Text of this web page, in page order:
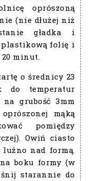
oprószoną
(nie dłużej niż
gładka i
plastikową folię i
20 minut.
o średnicy 23
do temperatur
na grubość 3mm
mąką
pomiędzy
Owiń ciasto
luźno nad formą.
boku formy (w
starannie do